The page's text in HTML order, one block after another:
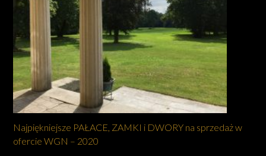
Najpiękniejsze PAŁACE, ZAMKI i DWORY na sprzedaż w
ofercie WGN – 2020